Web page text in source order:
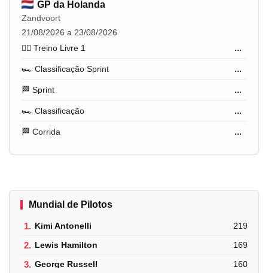
GP da Holanda
Zandvoort
21/08/2026 a 23/08/2026
🏋️‍♂️ Treino Livre 1
...
🏎️ Classificação Sprint ...
🏁 Sprint ...
🏎️ Classificação ...
🏁 Corrida ...
Mundial de Pilotos
1. Kimi Antonelli 219
2. Lewis Hamilton 169
3. George Russell 160